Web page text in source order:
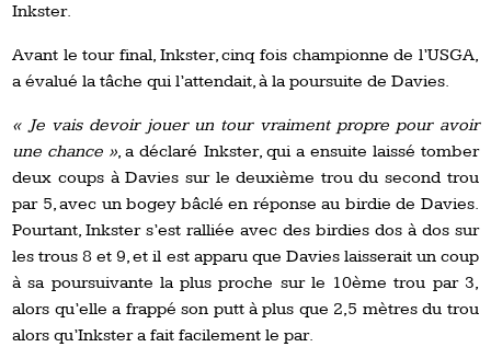
Inkster.
Avant le tour final, Inkster, cinq fois championne de l’USGA,
a évalué la tâche qui l’attendait, à la poursuite de Davies.
« Je vais devoir jouer un tour vraiment propre pour avoir
une chance », a déclaré Inkster, qui a ensuite laissé tomber
deux coups à Davies sur le deuxième trou du second trou
par 5, avec un bogey bâclé en réponse au birdie de Davies.
Pourtant, Inkster s’est ralliée avec des birdies dos à dos sur
les trous 8 et 9, et il est apparu que Davies laisserait un coup
à sa poursuivante la plus proche sur le 10ème trou par 3,
alors qu’elle a frappé son putt à plus que 2,5 mètres du trou
alors qu’Inkster a fait facilement le par.